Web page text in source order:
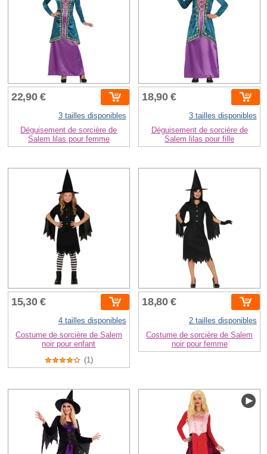
22,90 €
3 tailles disponibles
Déguisement de sorcière de
Salem lilas pour femme
18,90 €
3 tailles disponibles
Déguisement de sorcière de
Salem lilas pour fille
15,30 €
4 tailles disponibles
Costume de sorcière de Salem
noir pour enfant
(1)
18,80 €
2 tailles disponibles
Costume de sorcière de Salem
noir pour femme